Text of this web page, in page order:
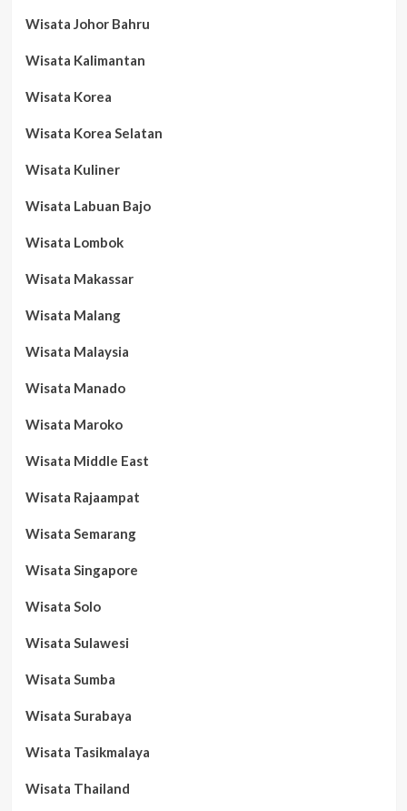
Wisata Johor Bahru
Wisata Kalimantan
Wisata Korea
Wisata Korea Selatan
Wisata Kuliner
Wisata Labuan Bajo
Wisata Lombok
Wisata Makassar
Wisata Malang
Wisata Malaysia
Wisata Manado
Wisata Maroko
Wisata Middle East
Wisata Rajaampat
Wisata Semarang
Wisata Singapore
Wisata Solo
Wisata Sulawesi
Wisata Sumba
Wisata Surabaya
Wisata Tasikmalaya
Wisata Thailand